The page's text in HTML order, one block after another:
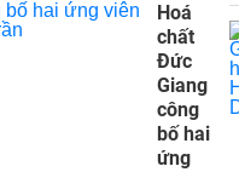
Hoá
chất
Đức
Giang
công
bố hai
ứng